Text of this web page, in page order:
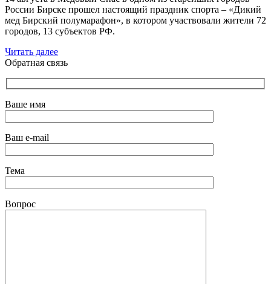
России Бирске прошел настоящий праздник спорта – «Дикий
мед Бирский полумарафон», в котором участвовали жители 72
городов, 13 субъектов РФ.
Читать далее
Обратная связь
Ваше имя
Ваш e-mail
Тема
Вопрос